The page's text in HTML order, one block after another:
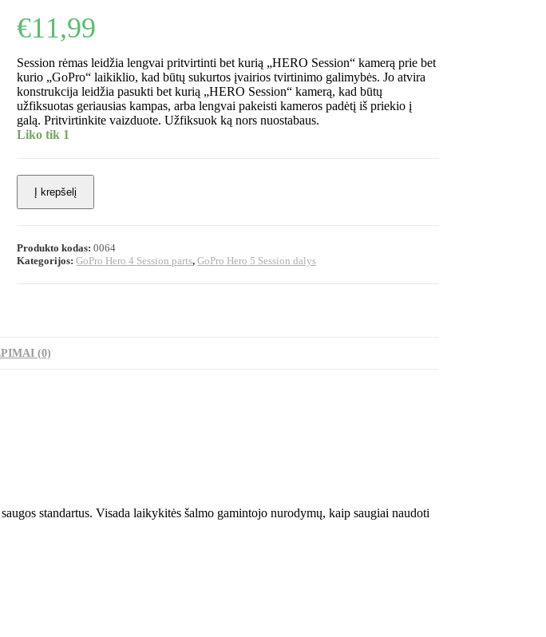
€11,99
Session rėmas leidžia lengvai pritvirtinti bet kurią „HERO Session“ kamerą prie bet
kurio „GoPro“ laikiklio, kad būtų sukurtos įvairios tvirtinimo galimybės. Jo atvira
konstrukcija leidžia pasukti bet kurią „HERO Session“ kamerą, kad būtų
užfiksuotas geriausias kampas, arba lengvai pakeisti kameros padėtį iš priekio į
galą. Pritvirtinkite vaizduote. Užfiksuok ką nors nuostabaus.
Liko tik 1
Į krepšelį
Produkto kodas:0064
Kategorijos:GoPro Hero 4 Session parts,GoPro Hero 5 Session dalys
(0)
standartus. Visada laikykitės šalmo gamintojo nurodymų, kaip saugiai naudoti